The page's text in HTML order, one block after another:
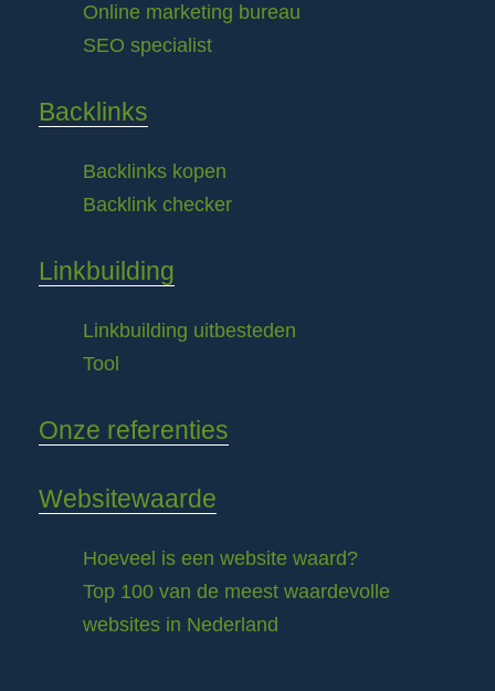
Online marketing bureau
SEO specialist
Backlinks
Backlinks kopen
Backlink checker
Linkbuilding
Linkbuilding uitbesteden
Tool
Onze referenties
Websitewaarde
Hoeveel is een website waard?
Top 100 van de meest waardevolle
websites in Nederland